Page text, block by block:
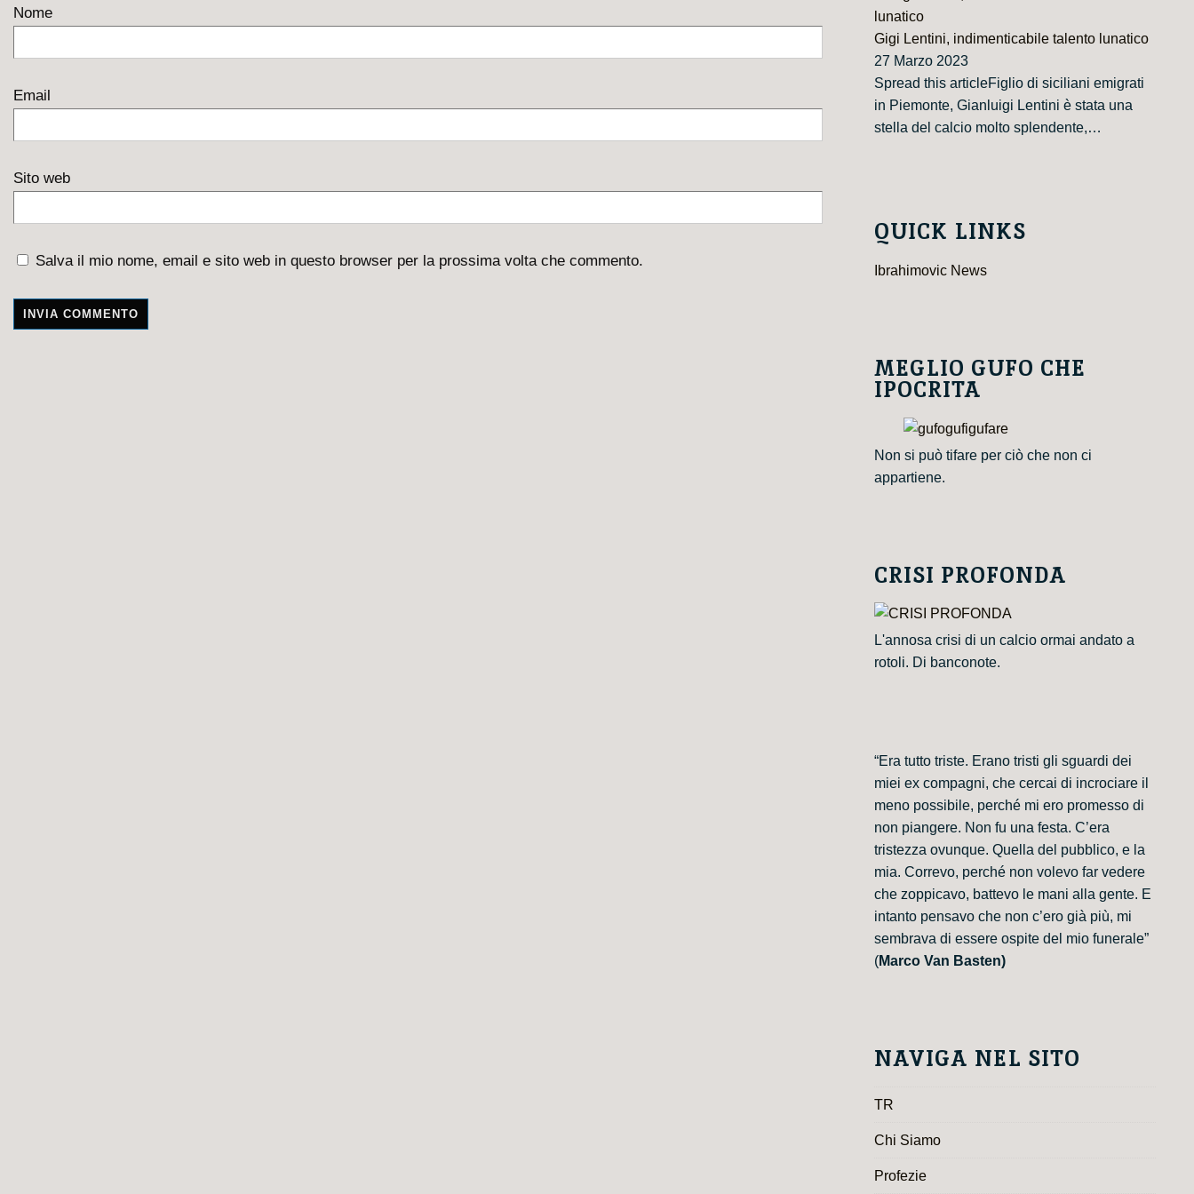
Nome
Email
Sito web
Salva il mio nome, email e sito web in questo browser per la prossima volta che commento.
Gigi Lentini, indimenticabile talento lunatico
27 Marzo 2023
Spread this articleFiglio di siciliani emigrati
in Piemonte, Gianluigi Lentini è stata una
stella del calcio molto splendente,…
QUICK LINKS
Ibrahimovic News
MEGLIO GUFO CHE
IPOCRITA
Non si può tifare per ciò che non ci
appartiene.
CRISI PROFONDA
L'annosa crisi di un calcio ormai andato a
rotoli. Di banconote.
“Era tutto triste. Erano tristi gli sguardi dei
miei ex compagni, che cercai di incrociare il
meno possibile, perché mi ero promesso di
non piangere. Non fu una festa. C’era
tristezza ovunque. Quella del pubblico, e la
mia. Correvo, perché non volevo far vedere
che zoppicavo, battevo le mani alla gente. E
intanto pensavo che non c’ero già più, mi
sembrava di essere ospite del mio funerale”
(Marco Van Basten)
NAVIGA NEL SITO
TR
Chi Siamo
Profezie